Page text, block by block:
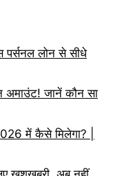
लोन से सीधे
अमाउंट! जानें कौन सा
में कैसे मिलेगा? |